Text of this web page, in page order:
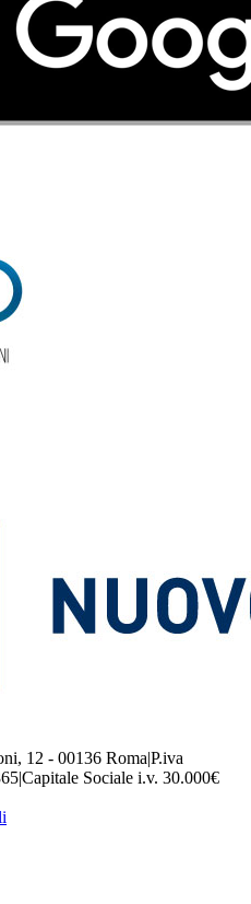
12 - 00136 Roma|P.iva
|Capitale Sociale i.v. 30.000€